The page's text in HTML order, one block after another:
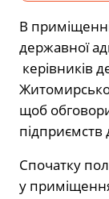
В
державної
керівників
щоб
Спочатку
у